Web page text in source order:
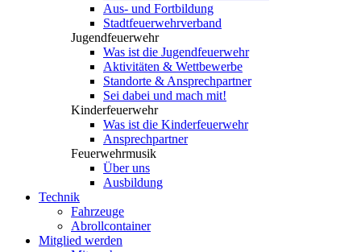
Aus- und Fortbildung
Stadtfeuerwehrverband
Jugendfeuerwehr
Was ist die Jugendfeuerwehr
Aktivitäten & Wettbewerbe
Standorte & Ansprechpartner
Sei dabei und mach mit!
Kinderfeuerwehr
Was ist die Kinderfeuerwehr
Ansprechpartner
Feuerwehrmusik
Über uns
Ausbildung
Technik
Fahrzeuge
Abrollcontainer
Mitglied werden